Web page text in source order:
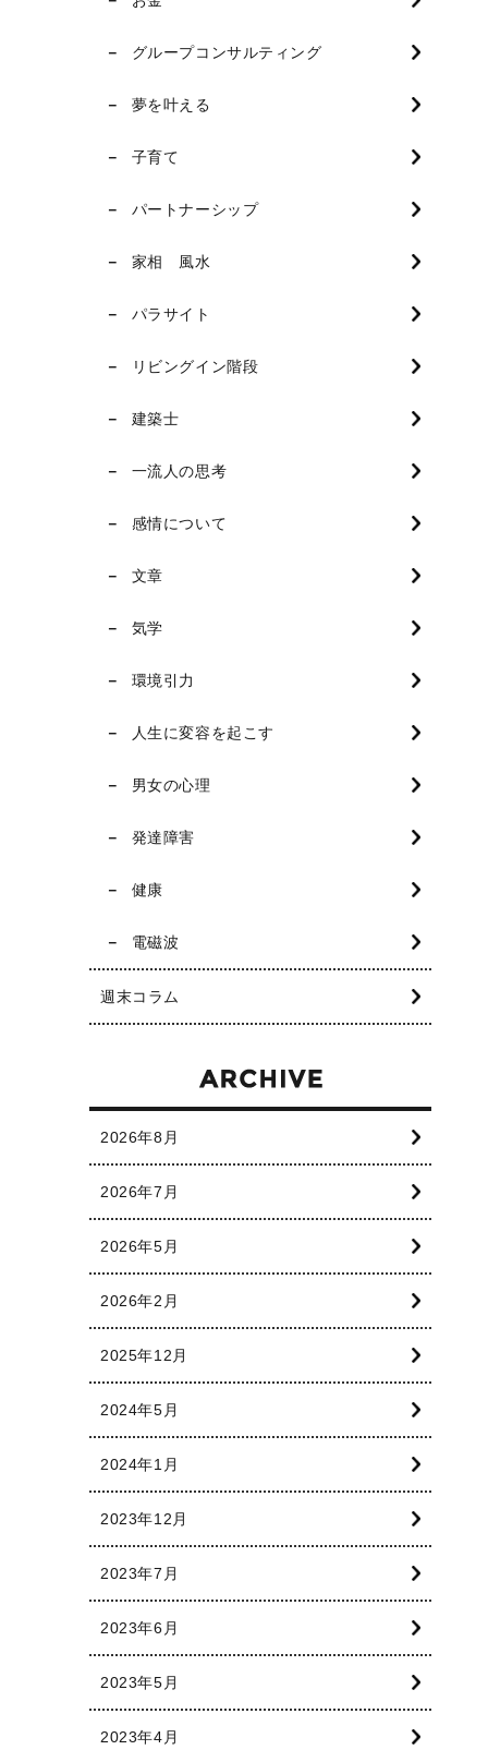
グループコンサルティング
夢を叶える
子育て
パートナーシップ
家相 風水
パラサイト
リビングイン階段
建築士
一流人の思考
感情について
文章
気学
環境引力
人生に変容を起こす
男女の心理
発達障害
健康
電磁波
週末コラム
2026年8月
2026年7月
2026年5月
2026年2月
2025年12月
2024年5月
2024年1月
2023年12月
2023年7月
2023年6月
2023年5月
2023年4月